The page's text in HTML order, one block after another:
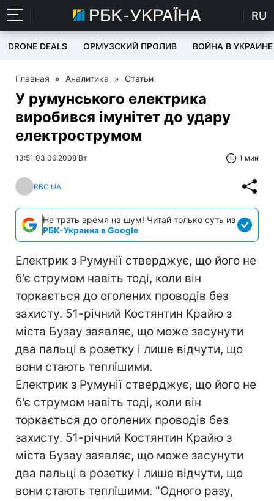
RU
DRONE DEALS ОРМУЗСКИЙ ПРОЛИВ ВОЙНА В УКРАИНЕ
Главная » Аналитика » Статьи
У румунського електрика
виробився імунітет до удару
електрострумом
13:51 03.06.2008 Вт 1 мин
RBC.UA
Не трать время на шум! Читай только суть из
РБК-Украина в Google
Електрик з Румунії стверджує, що його не
б'є струмом навіть тоді, коли він
торкається до оголених проводів без
захисту. 51-річний Костянтин Крайю з
міста Бузау заявляє, що може засунути
два пальці в розетку і лише відчути, що
вони стають теплішими.
Електрик з Румунії стверджує, що його не
б'є струмом навіть тоді, коли він
торкається до оголених проводів без
захисту. 51-річний Костянтин Крайю з
міста Бузау заявляє, що може засунути
два пальці в розетку і лише відчути, що
вони стають теплішими. "Одного разу,